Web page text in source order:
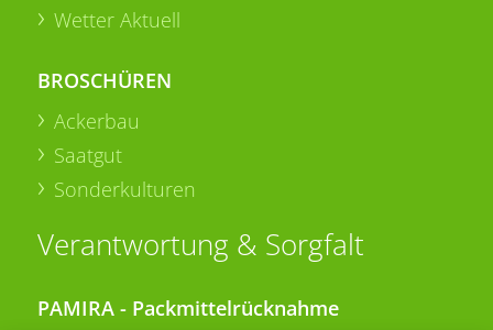
Wetter Aktuell
BROSCHÜREN
Ackerbau
Saatgut
Sonderkulturen
Verantwortung & Sorgfalt
PAMIRA - Packmittelrücknahme